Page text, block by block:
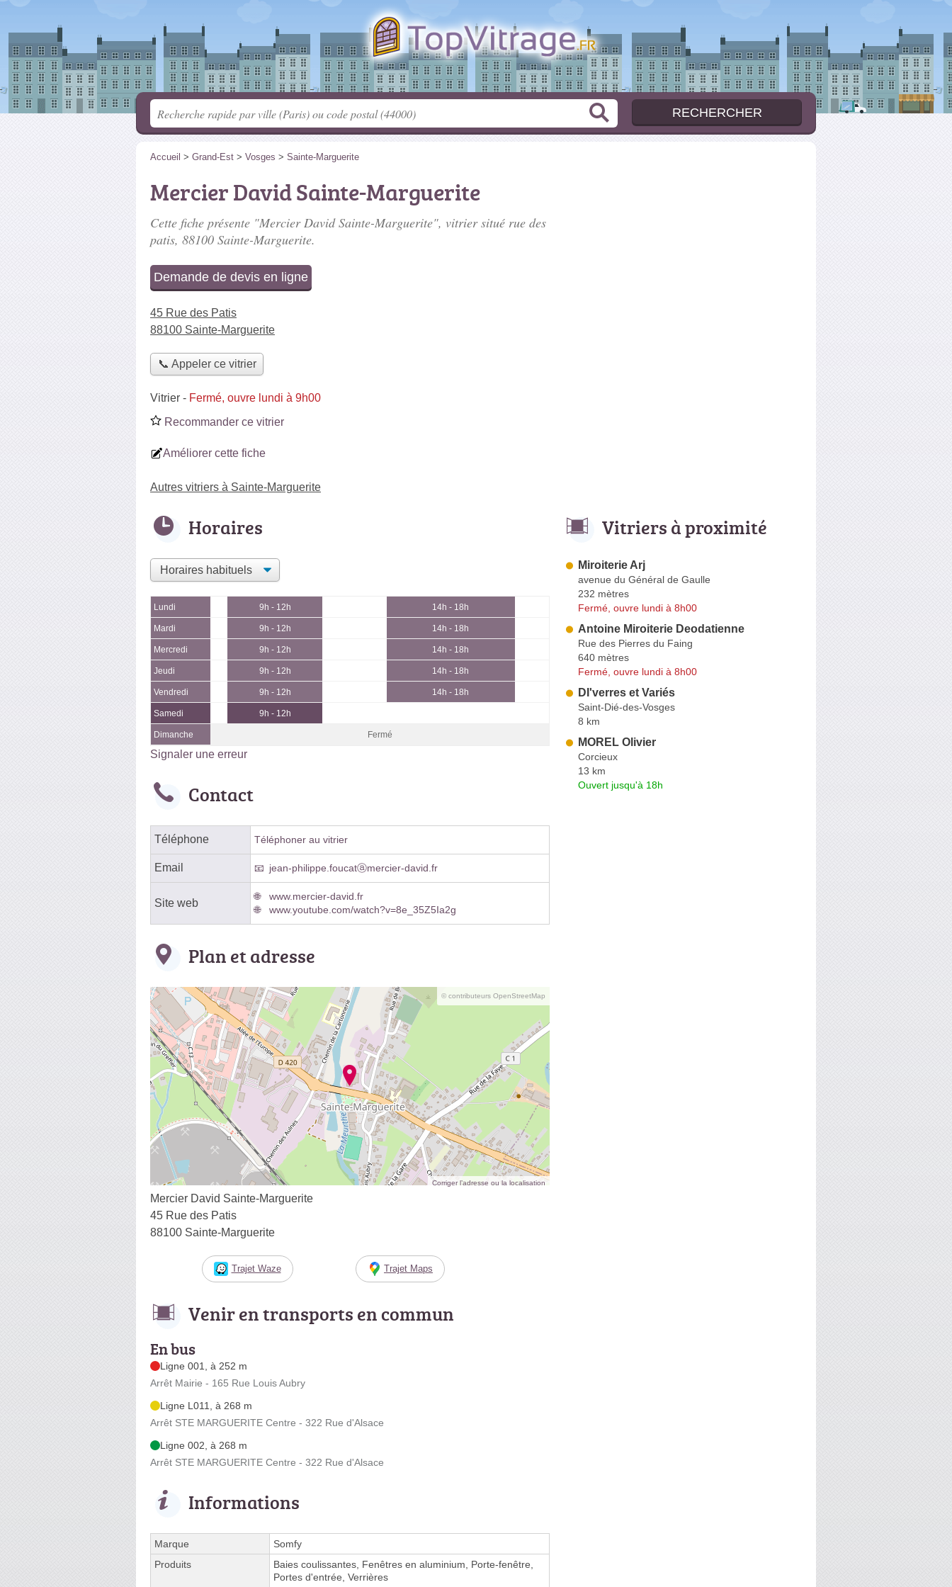
Accueil > Grand-Est > Vosges > Sainte-Marguerite
Mercier David Sainte-Marguerite
Cette fiche présente "Mercier David Sainte-Marguerite", vitrier situé rue des
patis, 88100 Sainte-Marguerite.
Demande de devis en ligne
45 Rue des Patis
88100 Sainte-Marguerite
📞 Appeler ce vitrier
Vitrier - Fermé, ouvre lundi à 9h00
Recommander ce vitrier
Améliorer cette fiche
Autres vitriers à Sainte-Marguerite
Horaires
Lundi 9h - 12h 14h - 18h
Mardi 9h - 12h 14h - 18h
Mercredi 9h - 12h 14h - 18h
Jeudi 9h - 12h 14h - 18h
Vendredi 9h - 12h 14h - 18h
Samedi 9h - 12h
Dimanche Fermé
Signaler une erreur
Contact
Téléphone Téléphoner au vitrier
Email jean-philippe.foucatⓐmercier-david.fr
Site web
www.mercier-david.fr
www.youtube.com/watch?v=8e_35Z5Ia2g
Plan et adresse
© contributeurs OpenStreetMap
Corriger l’adresse ou la localisation
Mercier David Sainte-Marguerite
45 Rue des Patis
88100 Sainte-Marguerite
Trajet Waze Trajet Maps
Venir en transports en commun
En bus
Ligne 001, à 252 m
Arrêt Mairie - 165 Rue Louis Aubry
Ligne L011, à 268 m
Arrêt STE MARGUERITE Centre - 322 Rue d'Alsace
Ligne 002, à 268 m
Arrêt STE MARGUERITE Centre - 322 Rue d'Alsace
Informations
Marque
Somfy
Produits
Baies coulissantes, Fenêtres en aluminium, Porte-fenêtre,
Portes d'entrée, Verrières
Vitriers à proximité
Miroiterie Arj
avenue du Général de Gaulle
232 mètres
Fermé, ouvre lundi à 8h00
Antoine Miroiterie Deodatienne
Rue des Pierres du Faing
640 mètres
Fermé, ouvre lundi à 8h00
DI'verres et Variés
Saint-Dié-des-Vosges
8 km
MOREL Olivier
Corcieux
13 km
Ouvert jusqu'à 18h